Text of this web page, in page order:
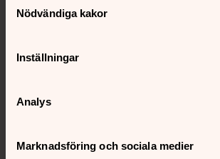
Nödvändiga kakor
Inställningar
Analys
Marknadsföring och sociala medier
Högmässa
Skara domkyrka
16 augusti 18.00